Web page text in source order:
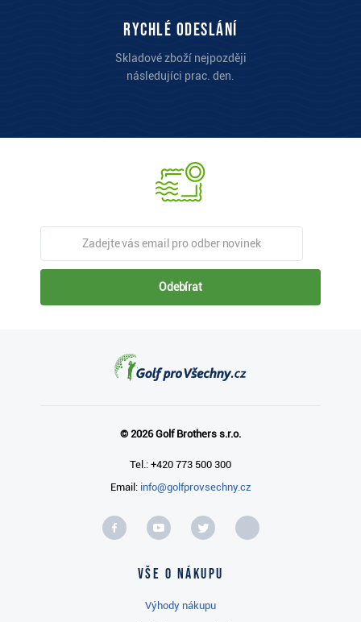
Rychlé odeslání
Skladové zboží nejpozději
následujíci prac. den.
Odebírat
© 2026 Golf Brothers s.r.o.
Tel.: +420 773 500 300
Email: info@golfprovsechny.cz
Vše o nákupu
Výhody nákupu